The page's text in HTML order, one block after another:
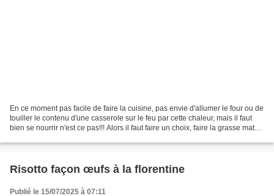
En ce moment pas facile de faire la cuisine, pas envie d'allumer le four ou de
touiller le contenu d'une casserole sur le feu par cette chaleur, mais il faut
bien se nourrir n'est ce pas!!! Alors il faut faire un choix, faire la grasse mat
Risotto façon œufs à la florentine
Publié le 15/07/2025 à 07:11